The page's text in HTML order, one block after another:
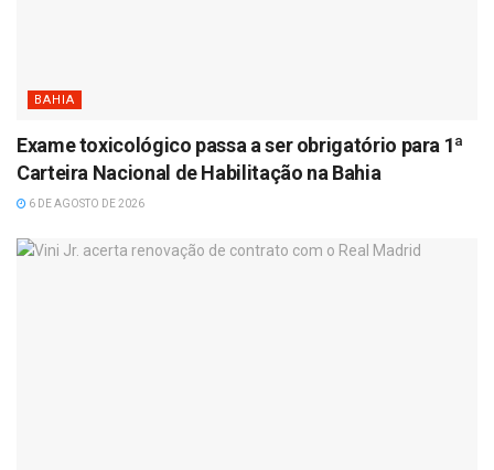
BAHIA
Exame toxicológico passa a ser obrigatório para 1ª
Carteira Nacional de Habilitação na Bahia
6 DE AGOSTO DE 2026